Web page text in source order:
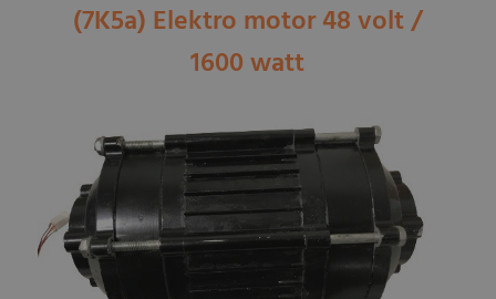
(7K5a) Elektro motor 48 volt /
1600 watt